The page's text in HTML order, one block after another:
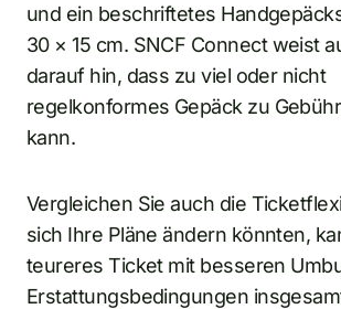
und ein beschriftetes
30 × 15 cm. SNCF Connect weist
darauf hin, dass zu viel oder nicht
regelkonformes Gepäck zu
kann.
Vergleichen Sie auch die
sich Ihre Pläne ändern könnten,
teureres Ticket mit besseren
Erstattungsbedingungen